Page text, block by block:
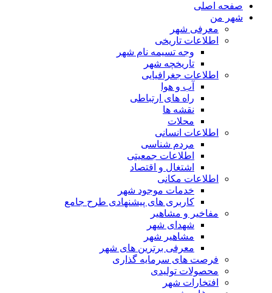
صفحه اصلی
شهر من
معرفی شهر
اطلاعات تاریخی
وجه تسیمه نام شهر
تاریخچه شهر
اطلاعات جغرافیایی
آب و هوا
راه های ارتباطی
نقشه ها
محلات
اطلاعات انسانی
مردم شناسی
اطلاعات جمعیتی
اشتغال و اقتصاد
اطلاعات مکانی
خدمات موجود شهر
کاربری های پیشنهادی طرح جامع
مفاخیر و مشاهیر
شهدای شهر
مشاهیر شهر
معرفی برترین های شهر
فرصت های سرمایه گذاری
محصولات تولیدی
افتخارات شهر